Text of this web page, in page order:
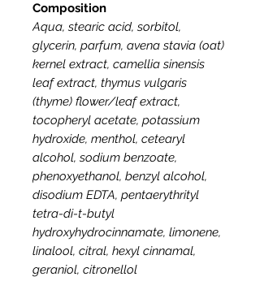
Composition
Aqua, stearic acid, sorbitol,
glycerin, parfum, avena stavia (oat)
kernel extract, camellia sinensis
leaf extract, thymus vulgaris
(thyme) flower/leaf extract,
tocopheryl acetate, potassium
hydroxide, menthol, cetearyl
alcohol, sodium benzoate,
phenoxyethanol, benzyl alcohol,
disodium EDTA, pentaerythrityl
tetra-di-t-butyl
hydroxyhydrocinnamate, limonene,
linalool, citral, hexyl cinnamal,
geraniol, citronellol